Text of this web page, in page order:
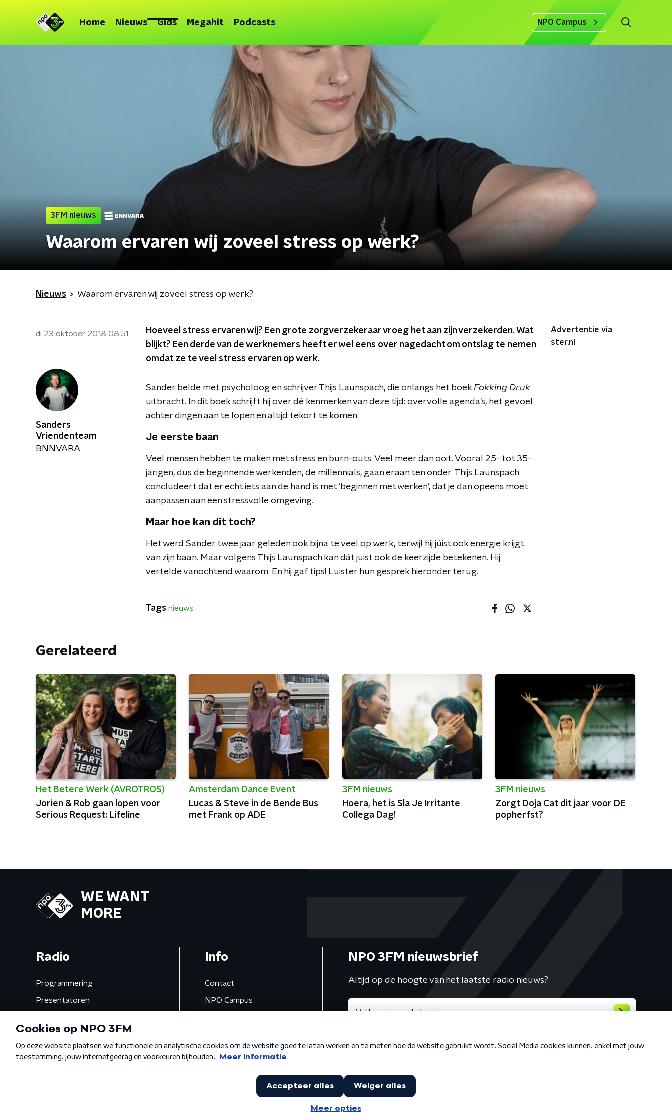
Home Nieuws Gids Megahit Podcasts NPO Campus
3FM nieuws
Waarom ervaren wij zoveel stress op werk?
Nieuws Waarom ervaren wij zoveel stress op werk?
di 23 oktober 2018 08:51
Hoeveel stress ervaren wij? Een grote zorgverzekeraar vroeg het aan zijn verzekerden. Wat
blijkt? Een derde van de werknemers heeft er wel eens over nagedacht om ontslag te nemen
omdat ze te veel stress ervaren op werk.
Sander belde met psycholoog en schrijver Thijs Launspach, die onlangs het boekFokking Druk
uitbracht. In dit boek schrijft hij over dé kenmerken van deze tijd: overvolle agenda's, het gevoel
achter dingen aan te lopen en altijd tekort te komen.
Je eerste baan
Veel mensen hebben te maken met stress en burn-outs. Veel meer dan ooit. Vooral 25- tot 35-
jarigen, dus de beginnende werkenden, de millennials, gaan eraan ten onder. Thijs Launspach
concludeert dat er echt iets aan de hand is met 'beginnen met werken', dat je dan opeens moet
aanpassen aan een stressvolle omgeving.
Maar hoe kan dit toch?
Het werd Sander twee jaar geleden ook bijna te veel op werk, terwijl hij júist ook energie krijgt
van zijn baan. Maar volgens Thijs Launspach kan dát juist ook de keerzijde betekenen. Hij
vertelde vanochtend waarom. En hij gaf tips! Luister hun gesprek hieronder terug.
Advertentie via
ster.nl
Sanders
Vriendenteam
BNNVARA
Tags nieuws
Gerelateerd
Het Betere Werk (AVROTROS)
Jorien & Rob gaan lopen voor
Serious Request: Lifeline
Amsterdam Dance Event
Lucas & Steve in de Bende Bus
met Frank op ADE
3FM nieuws
Hoera, het is Sla Je Irritante
Collega Dag!
3FM nieuws
Zorgt Doja Cat dit jaar voor DE
popherfst?
WE WANT
MORE
Radio
Programmering
Presentatoren
Gemist
Info
Contact
NPO Campus
NPO 3FM nieuwsbrief
Altijd op de hoogte van het laatste radio nieuws?
Algemene voorwaarden Privacybeleid